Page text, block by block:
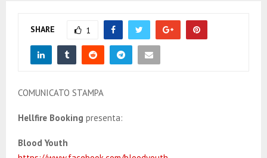
N
SHARE 1
COMUNICATO STAMPA
Hellfire Booking presenta:
Blood Youth